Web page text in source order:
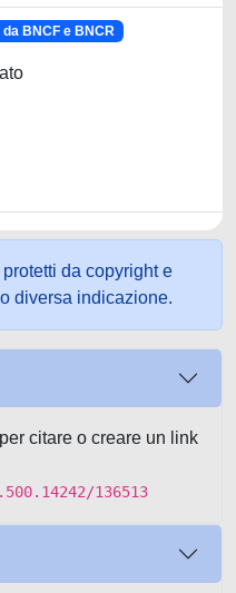
BNCF e BNCR
da copyright e
diversa indicazione.
citare o creare un link
136513